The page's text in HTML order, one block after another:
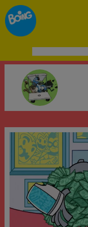
INICIO
JUEGOS
VÍDEOS